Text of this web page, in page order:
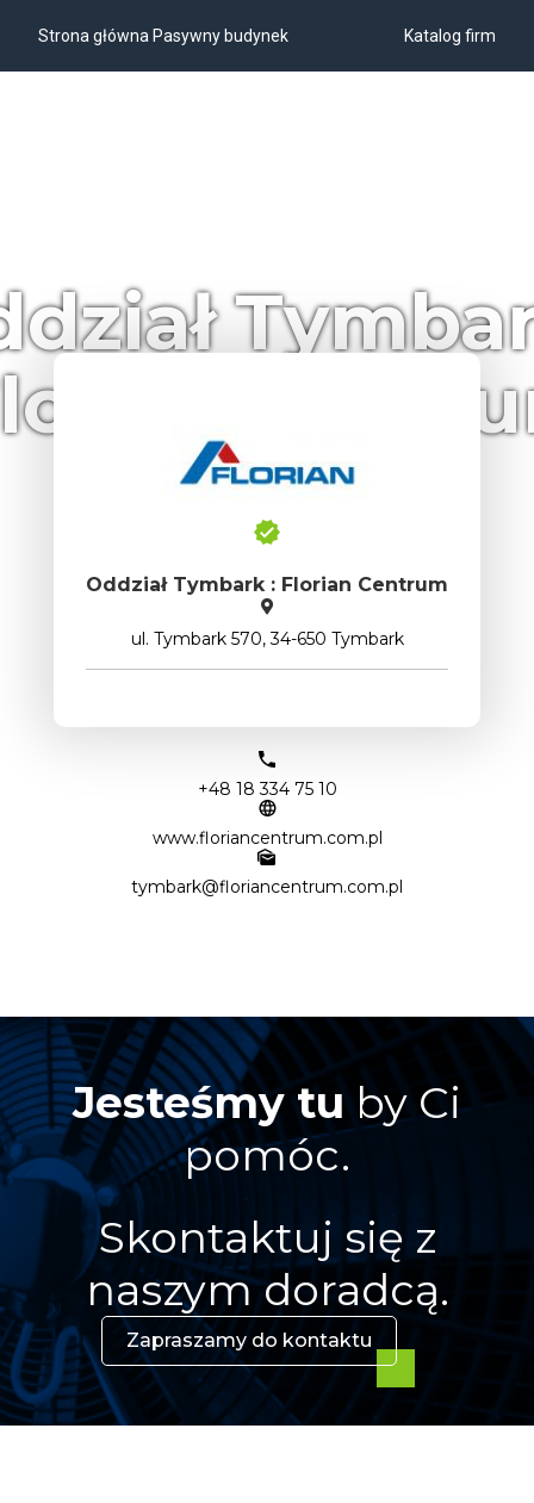
Strona główna Pasywny budynek Katalog firm
Oddział Tymbark : Florian Centrum
ul. Tymbark 570, 34-650 Tymbark
+48 18 334 75 10
www.floriancentrum.com.pl
tymbark@floriancentrum.com.pl
Jesteśmy tu by Ci
pomóc.
Skontaktuj się z
naszym doradcą.
Zapraszamy do kontaktu